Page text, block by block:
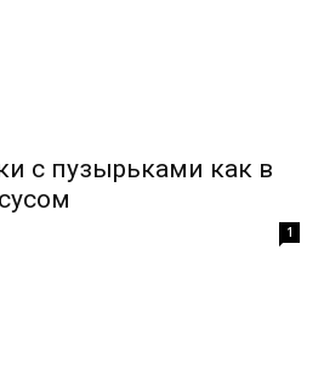
с пузырьками как в
1